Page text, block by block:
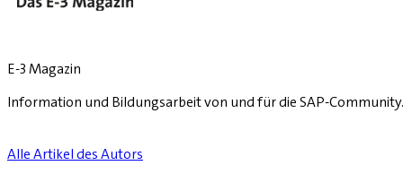
E-3 Magazin
Information und Bildungsarbeit von und für die SAP-Community.
Alle Artikel des Autors